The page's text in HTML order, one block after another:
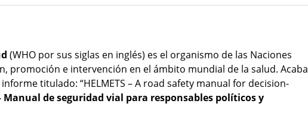
(WHO por sus siglas en inglés) es el organismo de las Naciones
promoción e intervención en el ámbito mundial de la salud. Acaba
titulado: “HELMETS – A road safety manual for decision-
– Manual de seguridad vial para responsables políticos y